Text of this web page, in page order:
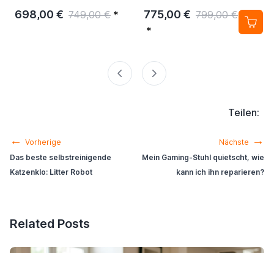
698,00 € 749,00 € * 775,00 € 799,00 €
*
Teilen:
← Vorherige
Das beste selbstreinigende
Katzenklo: Litter Robot
Nächste →
Mein Gaming-Stuhl quietscht, wie
kann ich ihn reparieren?
Related Posts